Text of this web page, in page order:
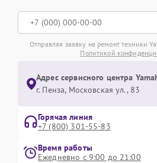
Отправляя заявку на ремонт техники
Политикой
Адрес сервисного центра
г. Пенза, Московская ул., 83
Горячая линия
+7 (800) 301-55-83
Время работы
Ежедневно с 9:00 до 21:00